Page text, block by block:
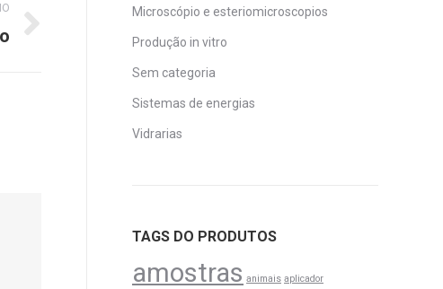
Microscópio e esteriomicroscopios
Produção in vitro
Sem categoria
Sistemas de energias
Vidrarias
TAGS DO PRODUTOS
amostras animais aplicador